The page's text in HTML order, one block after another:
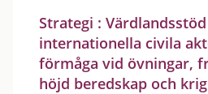
Strategi :
internationella civila
förmåga vid övningar,
höjd beredskap och krig